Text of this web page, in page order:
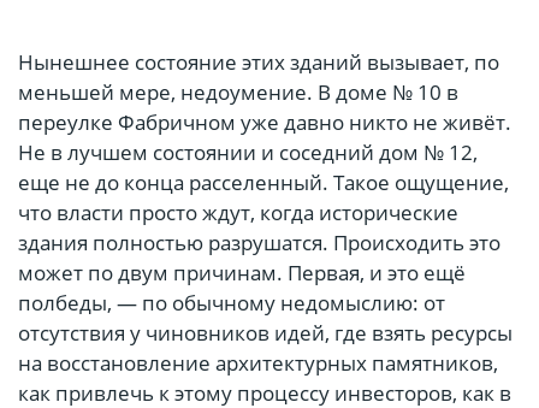
Нынешнее состояние этих зданий вызывает, по
меньшей мере, недоумение. В доме № 10 в
переулке Фабричном уже давно никто не живёт.
Не в лучшем состоянии и соседний дом № 12,
еще не до конца расселенный. Такое ощущение,
что власти просто ждут, когда исторические
здания полностью разрушатся. Происходить это
может по двум причинам. Первая, и это ещё
полбеды, — по обычному недомыслию: от
отсутствия у чиновников идей, где взять ресурсы
на восстановление архитектурных памятников,
как привлечь к этому процессу инвесторов, как в